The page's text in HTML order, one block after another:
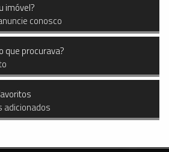
imóvel?
conosco
que procurava?
adicionados